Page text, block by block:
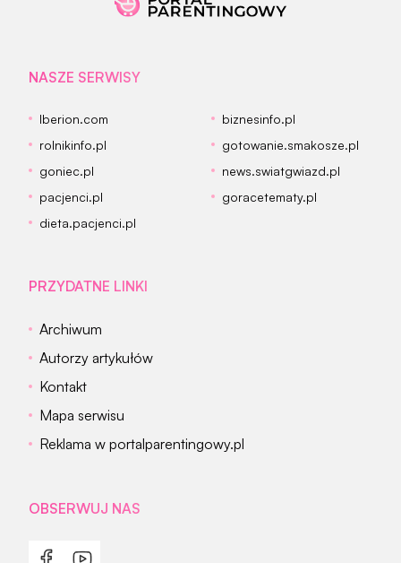
NASZE SERWISY
Iberion.com
biznesinfo.pl
rolnikinfo.pl
gotowanie.smakosze.pl
goniec.pl
news.swiatgwiazd.pl
pacjenci.pl
goracetematy.pl
dieta.pacjenci.pl
PRZYDATNE LINKI
Archiwum
Autorzy artykułów
Kontakt
Mapa serwisu
Reklama w portalparentingowy.pl
OBSERWUJ NAS